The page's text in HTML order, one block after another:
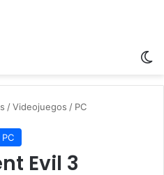
/Videojuegos / PC
PC
Evil 3